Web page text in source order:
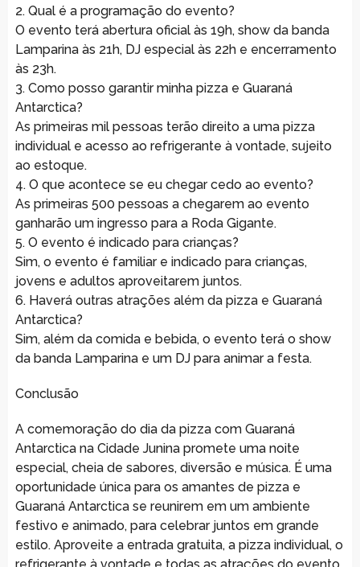
2. Qual é a programação do evento?
O evento terá abertura oficial às 19h, show da banda
Lamparina às 21h, DJ especial às 22h e encerramento
às 23h.
3. Como posso garantir minha pizza e Guaraná
Antarctica?
As primeiras mil pessoas terão direito a uma pizza
individual e acesso ao refrigerante à vontade, sujeito
ao estoque.
4. O que acontece se eu chegar cedo ao evento?
As primeiras 500 pessoas a chegarem ao evento
ganharão um ingresso para a Roda Gigante.
5. O evento é indicado para crianças?
Sim, o evento é familiar e indicado para crianças,
jovens e adultos aproveitarem juntos.
6. Haverá outras atrações além da pizza e Guaraná
Antarctica?
Sim, além da comida e bebida, o evento terá o show
da banda Lamparina e um DJ para animar a festa.
Conclusão
A comemoração do dia da pizza com Guaraná
Antarctica na Cidade Junina promete uma noite
especial, cheia de sabores, diversão e música. É uma
oportunidade única para os amantes de pizza e
Guaraná Antarctica se reunirem em um ambiente
festivo e animado, para celebrar juntos em grande
estilo. Aproveite a entrada gratuita, a pizza individual, o
refrigerante à vontade e todas as atrações do evento